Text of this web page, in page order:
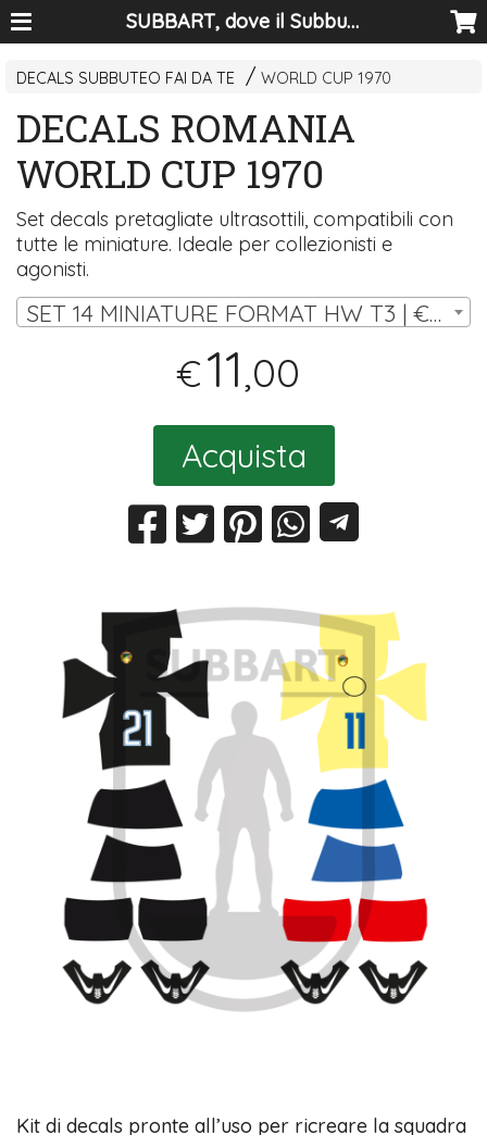
SUBBART, dove il Subbuteo diventa arte
DECALS SUBBUTEO FAI DA TE WORLD CUP 1970
DECALS ROMANIA
WORLD CUP 1970
Set decals pretagliate ultrasottili, compatibili con
tutte le miniature. Ideale per collezionisti e
agonisti.
SET 14 MINIATURE FORMAT HW T3 | € 11,00
€11,00
Acquista
Kit di decals pronte all’uso per ricreare la squadra